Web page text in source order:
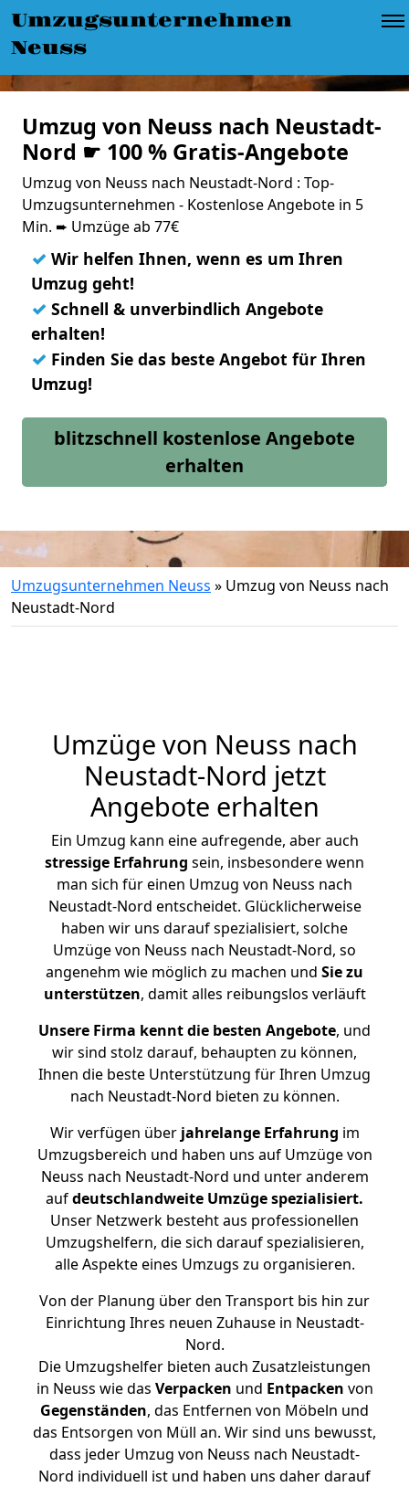
Umzugsunternehmen
Neuss
Umzug von Neuss nach Neustadt-
Nord ☛ 100 % Gratis-Angebote
Umzug von Neuss nach Neustadt-Nord : Top-
Umzugsunternehmen - Kostenlose Angebote in 5
Min. ➨ Umzüge ab 77€
✓ Wir helfen Ihnen, wenn es um Ihren
Umzug geht!
✓ Schnell & unverbindlich Angebote
erhalten!
✓ Finden Sie das beste Angebot für Ihren
Umzug!
blitzschnell kostenlose Angebote
erhalten
Umzugsunternehmen Neuss » Umzug von Neuss nach
Neustadt-Nord
Umzüge von Neuss nach
Neustadt-Nord jetzt
Angebote erhalten
Ein Umzug kann eine aufregende, aber auch
stressige Erfahrung sein, insbesondere wenn
man sich für einen Umzug von Neuss nach
Neustadt-Nord entscheidet. Glücklicherweise
haben wir uns darauf spezialisiert, solche
Umzüge von Neuss nach Neustadt-Nord, so
angenehm wie möglich zu machen und Sie zu
unterstützen, damit alles reibungslos verläuft
Unsere Firma kennt die besten Angebote, und
wir sind stolz darauf, behaupten zu können,
Ihnen die beste Unterstützung für Ihren Umzug
nach Neustadt-Nord bieten zu können.
Wir verfügen überjahrelange Erfahrung im
Umzugsbereich und haben uns auf Umzüge von
Neuss nach Neustadt-Nord und unter anderem
aufdeutschlandweite Umzüge spezialisiert.
Unser Netzwerk besteht aus professionellen
Umzugshelfern, die sich darauf spezialisieren,
alle Aspekte eines Umzugs zu organisieren.
Von der Planung über den Transport bis hin zur
Einrichtung Ihres neuen Zuhause in Neustadt-
Nord.
Die Umzugshelfer bieten auch Zusatzleistungen
in Neuss wie das Verpacken und Entpacken von
Gegenständen, das Entfernen von Möbeln und
das Entsorgen von Müll an. Wir sind uns bewusst,
dass jeder Umzug von Neuss nach Neustadt-
Nord individuell ist und haben uns daher darauf